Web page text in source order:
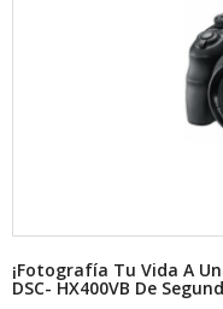
¡Fotografía Tu Vida A
DSC- HX400VB De